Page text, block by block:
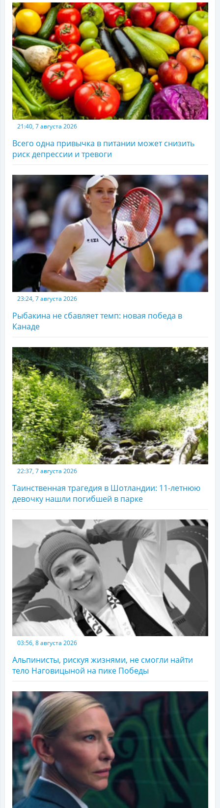
21:40, 7 августа 2026
Всего одна привычка в питании может снизить
риск депрессии и тревоги
23:24, 7 августа 2026
Рыбакина не сбавляет темп: новая победа в
Канаде
22:37, 7 августа 2026
Таинственная трагедия в Шотландии: 11-летнюю
девочку нашли погибшей в парке
03:56, 8 августа 2026
Альпинисты, рискуя жизнями, не смогли найти
тело Наговицыной на пике Победы